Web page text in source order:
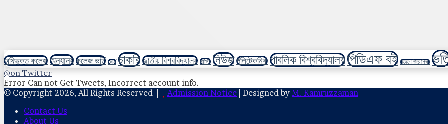
অধিভুক্ত কলেজঅন্যান্যকলেজ ভর্তি কোর্স চাকরিজাতীয় বিশ্ববিদ্যালয় নার্সিং নিউজ পলিটেকনিক পাবলিক বিশ্ববিদ্যালয়পিডিএফ বই বিদেশে উচ্চ শিক্ষা
@on Twitter
Error Can not Get Tweets, Incorrect account info.
© Copyright 2026, All Rights Reserved |
Admission Notice | Designed by M. Kamruzzaman
Contact Us
About Us